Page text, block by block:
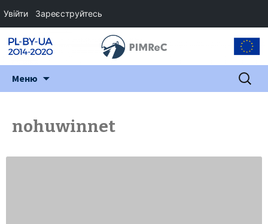
Меню Пошук:
nohuwinnet
Увійти Зареєструйтесь